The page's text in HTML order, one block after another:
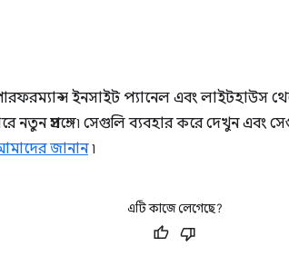
ইনসাইট প্যানেল এবং লাইটহাউস
নতুন প্রসঙ্গে৷ সেগুলি ব্যবহার করে দেখুন
জানান৷
এটি কাজে লেগেছে?